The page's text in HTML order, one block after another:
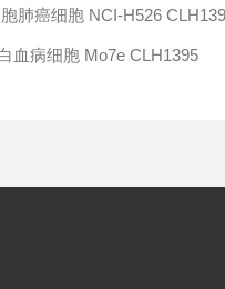
肺癌细胞 NCI-H526
血病细胞 Mo7e CLH1395